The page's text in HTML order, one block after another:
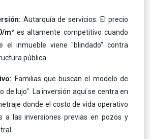
Autarquía de servicios. El precio
m²es altamente competitivo cuando
el inmueble viene "blindado" contra
pública.
Familias que buscan el modelo de
de lujo". La inversión aquí se centra en
donde el costo de vida operativo
a las inversiones previas en pozos y